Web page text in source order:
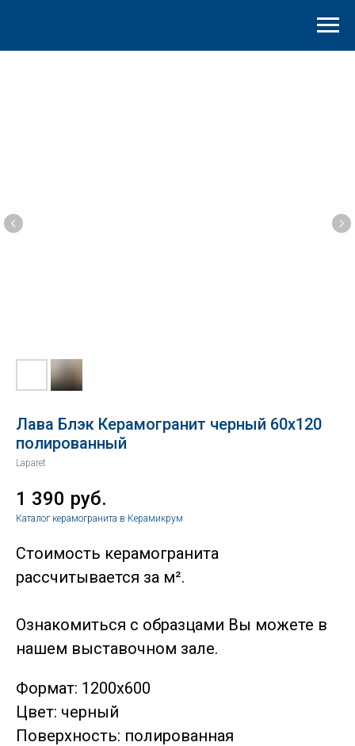
Лава Блэк Керамогранит черный 60х120
полированный
Laparet
1 390 руб.
Каталог керамогранита в Керамикрум
Стоимость керамогранита
рассчитывается за м².
Ознакомиться с образцами Вы можете в
нашем выставочном зале.
Формат: 1200х600
Цвет: черный
Поверхность: полированная